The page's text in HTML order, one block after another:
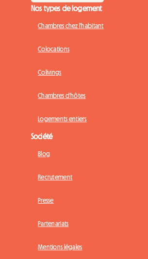
Nos types de logement
Chambres chez l'habitant
Colocations
Colivings
Chambres d'hôtes
Logements entiers
Société
Blog
Recrutement
Presse
Partenariats
Mentions légales